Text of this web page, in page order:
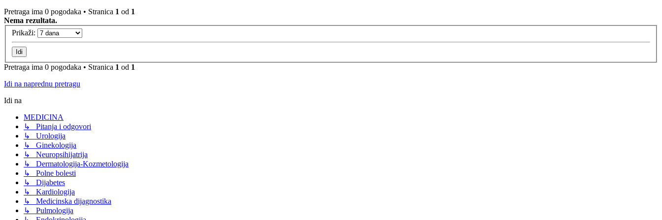
Pretraga ima 0 pogodaka • Stranica 1 od 1
Nema rezultata.
Prikaži:
Pretraga ima 0 pogodaka • Stranica 1 od 1
Idi na naprednu pretragu
Idi na
MEDICINA
↳ Pitanja i odgovori
↳ Urologija
↳ Ginekologija
↳ Neuropsihijatrija
↳ Dermatologija-Kozmetologija
↳ Polne bolesti
↳ Dijabetes
↳ Kardiologija
↳ Medicinska dijagnostika
↳ Pulmologija